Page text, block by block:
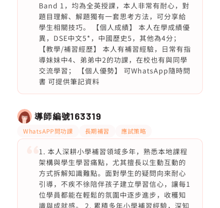
Band 1，均為全英授課，本人非常有耐心，對
題目理解、解題獨有一套思考方法，可分享給
學生相關技巧。 【個人成績】 本人在學成績優
異，DSE中文5*，中國歷史5，其他為4分；
【教學/補習經歷】 本人有補習經驗，日常有指
導妹妹中4、弟弟中2的功課，在校也有與同學
交流學習； 【個人優勢】 可WhatsApp隨時問
書 可提供筆記資料
導師編號163319
WhatsAPP問功課 長期補習 應試策略
1. 本人深耕小學補習領域多年，熟悉本地課程
架構與學生學習痛點，尤其擅長以生動互動的
方式拆解知識難點。面對學生的疑問向來耐心
引導，不疾不徐陪伴孩子建立學習信心，讓每1
位學員都能在輕鬆的氛圍中逐步進步，收穫知
識與成就感。 2. 累積多年小學補習經驗，深知